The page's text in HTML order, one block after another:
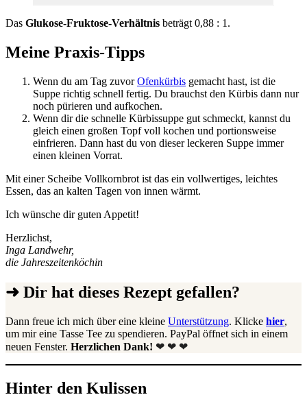
Das Glukose-Fruktose-Verhältnis beträgt 0,88 : 1.
Meine Praxis-Tipps
Wenn du am Tag zuvorOfenkürbis gemacht hast, ist die
Suppe richtig schnell fertig. Du brauchst den Kürbis dann nur
noch pürieren und aufkochen.
Wenn dir die schnelle Kürbissuppe gut schmeckt, kannst du
gleich einen großen Topf voll kochen und portionsweise
einfrieren. Dann hast du von dieser leckeren Suppe immer
einen kleinen Vorrat.
Mit einer Scheibe Vollkornbrot ist das ein vollwertiges, leichtes
Essen, das an kalten Tagen von innen wärmt.
Ich wünsche dir guten Appetit!
Herzlichst,
Inga Landwehr,
die Jahreszeitenköchin
➜ Dir hat dieses Rezept gefallen?
Dann freue ich mich über eine kleine Unterstützung. Klicke hier,
um mir eine Tasse Tee zu spendieren. PayPal öffnet sich in einem
neuen Fenster. Herzlichen Dank! ❤ ❤ ❤
Hinter den Kulissen